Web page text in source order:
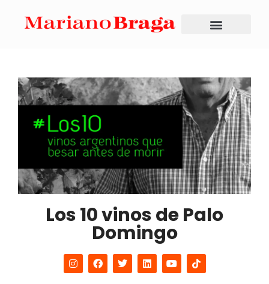
Los 10 vinos de Palo
Domingo